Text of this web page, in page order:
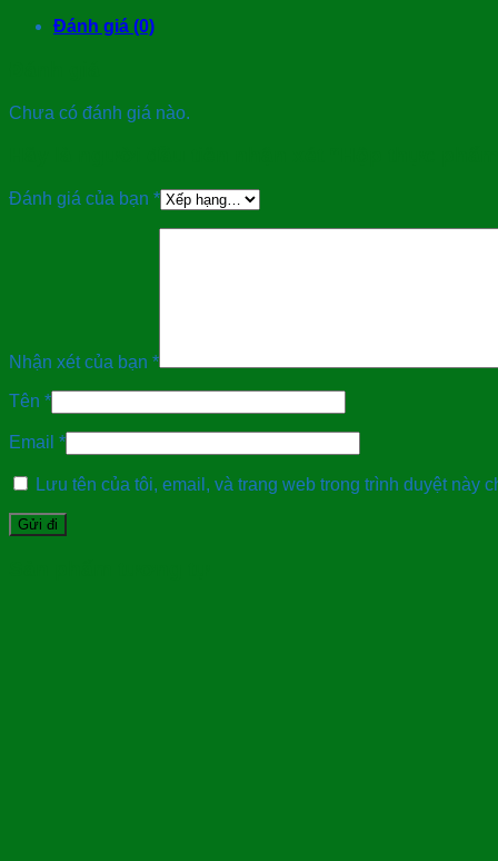
Đánh giá (0)
Chưa có đánh giá nào.
Đánh giá của bạn *
Nhận xét của bạn *
Tên *
Email *
Lưu tên của tôi, email, và trang web trong trình duyệt này